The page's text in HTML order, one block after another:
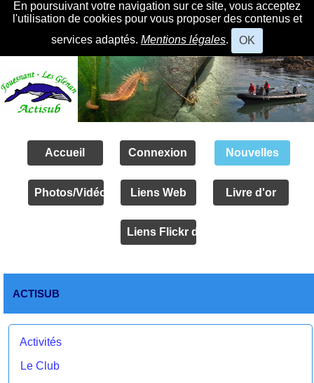
En poursuivant votre navigation sur ce site, vous acceptez
l'utilisation de cookies pour vous proposer des contenus et
services adaptés. Mentions légales. OK
Accueil Connexion Nouvelles
Photos/Vidéos Liens Web Livre d'or
Liens Flickr des amis
ACTISUB
Activités
Le Club